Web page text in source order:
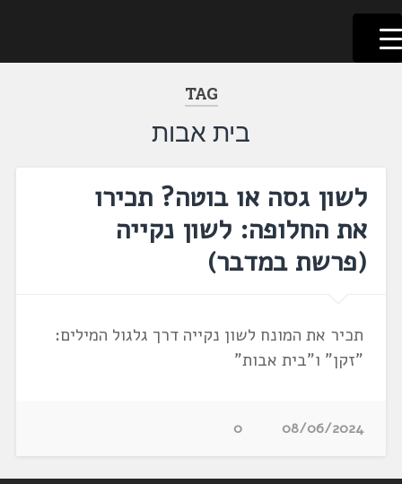
דלג
לתוכן
לשוניאדה
עברית. לשון. שפה
TAG
בית אבות
לשון גסה או בוטה? תכירו
את החלופה: לשון נקייה
(פרשת במדבר)
תכיר את המונח לשון נקייה דרך גלגול המילים:
"זקן" ו"בית אבות"
08/06/2024
0